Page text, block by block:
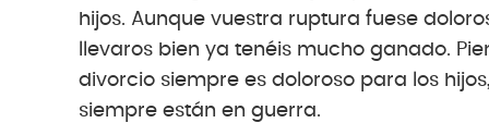
hijos. Aunque vuestra ruptura fuese
llevaros bien ya tenéis mucho ganado.
divorcio siempre es doloroso para los
siempre están en guerra.